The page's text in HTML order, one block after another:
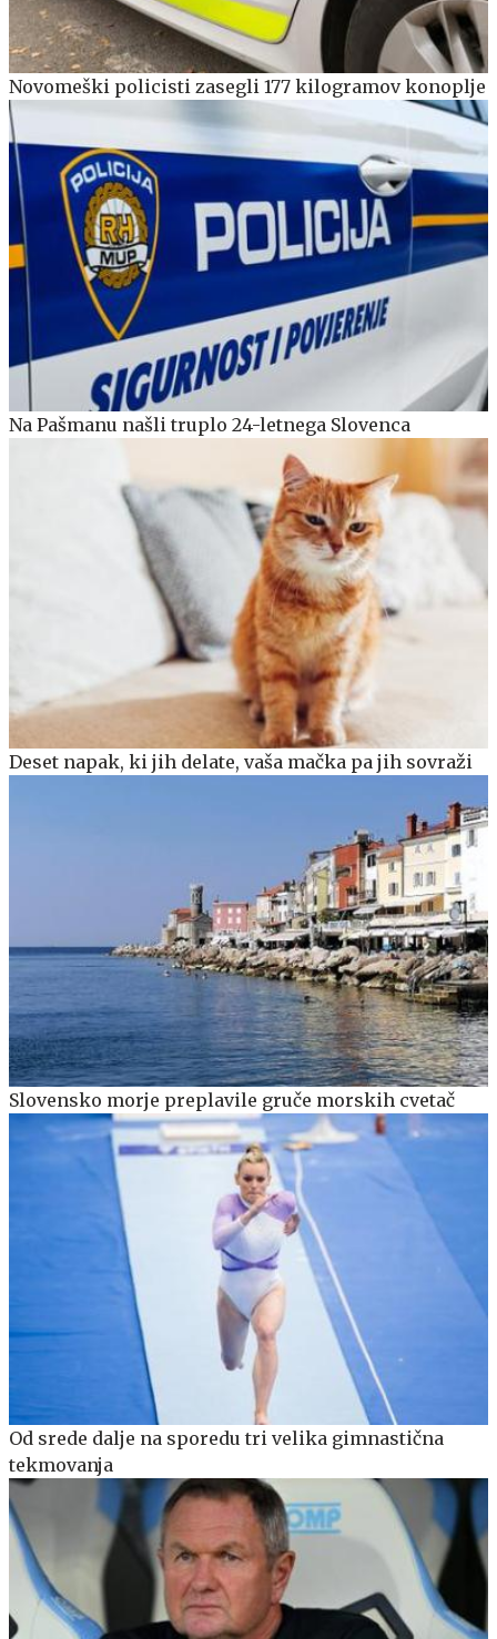
Novomeški policisti zasegli 177 kilogramov konoplje
Na Pašmanu našli truplo 24-letnega Slovenca
Deset napak, ki jih delate, vaša mačka pa jih sovraži
Slovensko morje preplavile gruče morskih cvetač
Od srede dalje na sporedu tri velika gimnastična
tekmovanja